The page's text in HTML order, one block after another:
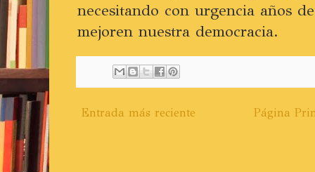
necesitando con urgencia años
mejoren nuestra democracia.
Entrada más reciente Página